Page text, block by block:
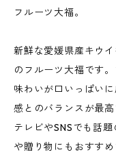
フルーツ大福。
新鮮な愛媛県産キウ
のフルーツ大福です
味わいが口いっぱい
感とのバランスが最高
テレビやSNSでも話
や贈り物にもおすす